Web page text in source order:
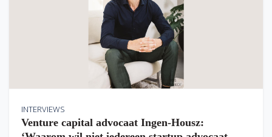
INTERVIEWS
Venture capital advocaat Ingen-Housz: